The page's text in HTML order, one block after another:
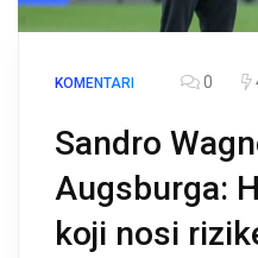
KOMENTARI 0
Sandro
Augsburga:
koji nosi